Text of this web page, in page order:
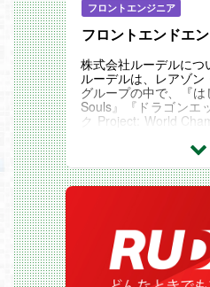
フロントエンジニア
フロントエンドエ
株式会社ルーデルにつ
ルーデルは、レアゾン
グループの中で、『
Souls』『ドラゴンエ
ク Project: World
画・開発・運営を行っ
す。
株式会社レアゾン・
レアゾン・ホールディ
の企業へ】をVisionに
の強みを生かして『フ
『ソーシャルゲーム事
業』、『メディア事業